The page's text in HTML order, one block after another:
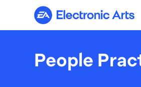
Electronic Arts
People